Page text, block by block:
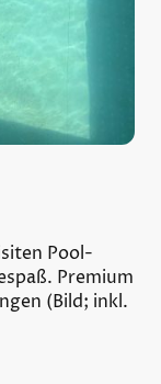
Pool-
Premium
(Bild; inkl.